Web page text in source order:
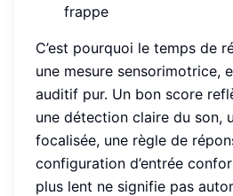
frappe
C’est pourquoi le temps de
une mesure sensorimotrice,
auditif pur. Un bon score
une détection claire du son,
focalisée, une règle de
configuration d’entrée
plus lent ne signifie pas